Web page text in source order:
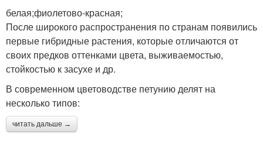
белая;фиолетово-красная;
После широкого распространения по странам появились
первые гибридные растения, которые отличаются от
своих предков оттенками цвета, выживаемостью,
стойкостью к засухе и др.
В современном цветоводстве петунию делят на
несколько типов:
читать дальше →